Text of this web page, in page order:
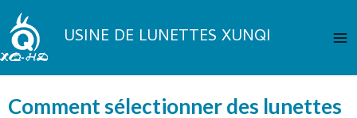
Aller
au
contenu USINE DE LUNETTES XUNQI
Comment sélectionner des lunettes